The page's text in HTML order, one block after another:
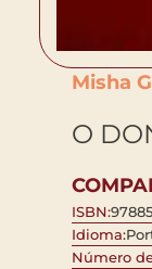
Misha
O
ISBN:
Idioma:
Número